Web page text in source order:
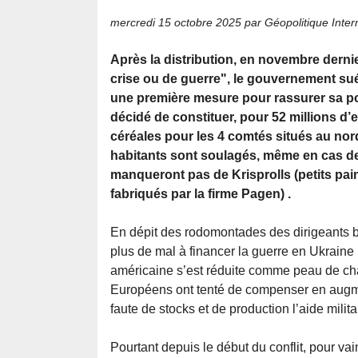
mercredi 15 octobre 2025 par Géopolitique
Après la distribution, en novembre
crise ou de guerre", le gouvernement
une première mesure pour rassurer sa
décidé de constituer, pour 52 millions
céréales pour les 4 comtés situés au
habitants sont soulagés, même en cas
manqueront pas de Krisprolls (petits
fabriqués par la firme Pagen) .
En dépit des rodomontades des dirigeants
plus de mal à financer la guerre en
américaine s’est réduite comme peau de
Européens ont tenté de compenser en
faute de stocks et de production l’aide
Pourtant depuis le début du conflit, pour